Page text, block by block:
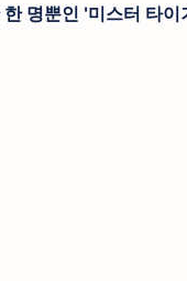
명뿐인 '미스터 타